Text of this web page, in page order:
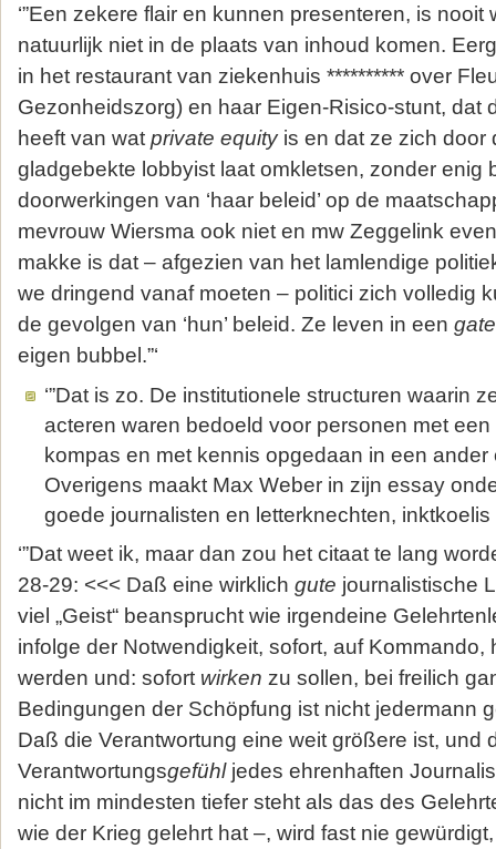
‘”Een zekere flair en kunnen presenteren, is nooit
natuurlijk niet in de plaats van inhoud komen.
in het restaurant van ziekenhuis ********** over
Gezonheidszorg) en haar Eigen-Risico-stunt, dat
heeft van wat private equityis en dat ze zich door
gladgebekte lobbyist laat omkletsen, zonder enig
doorwerkingen van ‘haar beleid’ op de
mevrouw Wiersma ook niet en mw Zeggelink
makke is dat – afgezien van het lamlendige
we dringend vanaf moeten – politici zich volledig
de gevolgen van ‘hun’ beleid. Ze leven in een
eigen bubbel.”‘
‘”Dat is zo. De institutionele structuren waarin
acteren waren bedoeld voor personen met
kompas en met kennis opgedaan in een
Overigens maakt Max Weber in zijn essay
goede journalisten en letterknechten, inktkoelis
‘”Dat weet ik, maar dan zou het citaat te lang
28-29: <<< Daß eine wirklich gute journalistische
viel „Geist“ beansprucht wie irgendeine
infolge der Notwendigkeit, sofort, auf Kommando,
werden und: sofort wirken zu sollen, bei freilich
Bedingungen der Schöpfung ist nicht jedermann
Daß die Verantwortung eine weit größere ist, und
Verantwortungsgefühljedes ehrenhaften
nicht im mindesten tiefer steht als das des
wie der Krieg gelehrt hat –, wird fast nie